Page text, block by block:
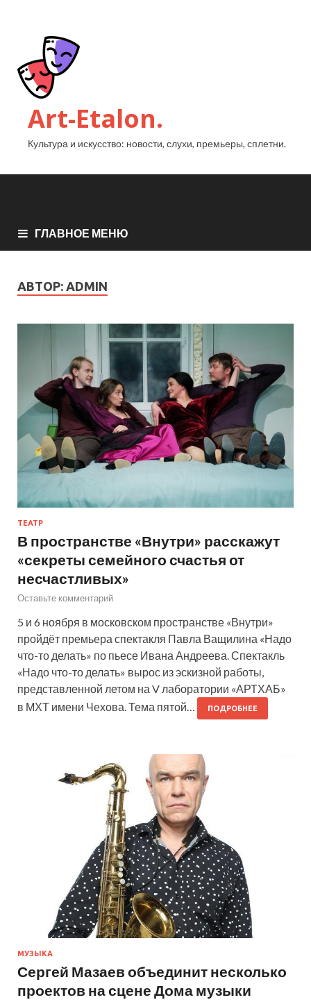
Art-Etalon.
Культура и искусство: новости, слухи, премьеры, сплетни.
ГЛАВНОЕ МЕНЮ
АВТОР: ADMIN
ТЕАТР
В пространстве «Внутри» расскажут
«секреты семейного счастья от
несчастливых»
Оставьте комментарий
5 и 6 ноября в московском пространстве «Внутри»
пройдёт премьера спектакля Павла Ващилина «Надо
что-то делать» по пьесе Ивана Андреева. Спектакль
«Надо что-то делать» вырос из эскизной работы,
представленной летом на V лаборатории «АРТХАБ»
в МХТ имени Чехова. Тема пятой…
ПОДРОБНЕЕ
МУЗЫКА
Сергей Мазаев объединит несколько
проектов на сцене Дома музыки